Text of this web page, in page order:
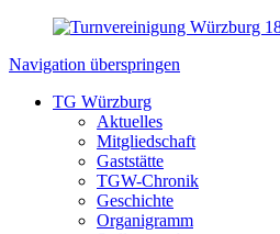
Navigation überspringen
TG Würzburg
Aktuelles
Mitgliedschaft
Gaststätte
TGW-Chronik
Geschichte
Organigramm